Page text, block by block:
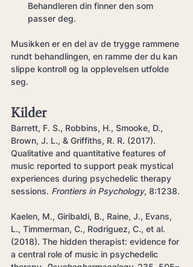
Behandleren din finner den som
passer deg.
Musikken er en del av de trygge rammene
rundt behandlingen, en ramme der du kan
slippe kontroll og la opplevelsen utfolde
seg.
Kilder
Barrett, F. S., Robbins, H., Smooke, D.,
Brown, J. L., & Griffiths, R. R. (2017).
Qualitative and quantitative features of
music reported to support peak mystical
experiences during psychedelic therapy
sessions. Frontiers in Psychology, 8:1238.
Kaelen, M., Giribaldi, B., Raine, J., Evans,
L., Timmerman, C., Rodriguez, C., et al.
(2018). The hidden therapist: evidence for
a central role of music in psychedelic